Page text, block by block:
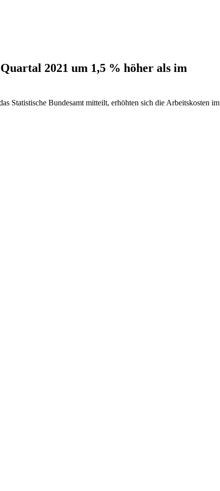
2021 um 1,5 % höher als im
Statistische Bundesamt mitteilt, erhöhten sich die Arbeitskosten im